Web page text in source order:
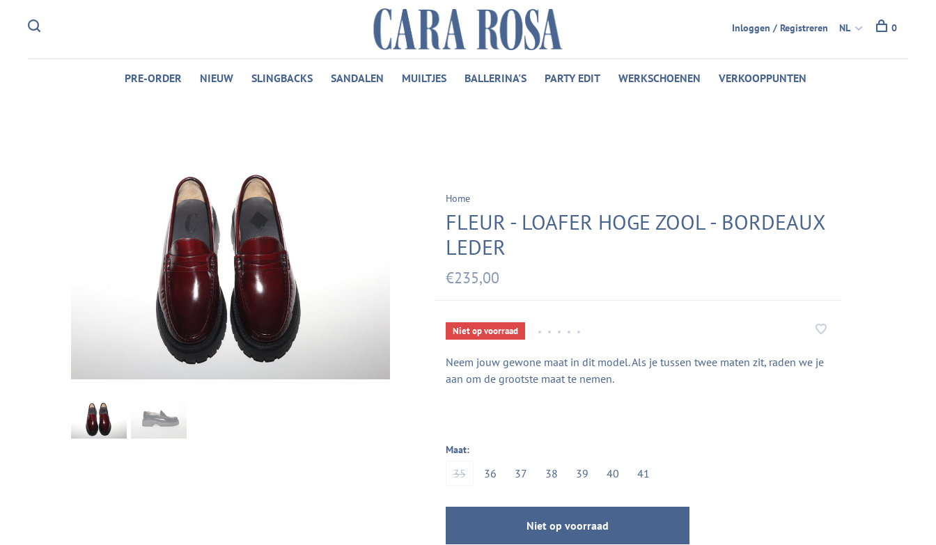
PRE-ORDER NIEUW SLINGBACKS SANDALEN MUILTJES BALLERINA'S PARTY EDIT WERKSCHOENEN VERKOOPPUNTEN
Inloggen / Registreren NL 0
Home
FLEUR - LOAFER HOGE ZOOL - BORDEAUX
LEDER
€235,00
Niet op voorraad • • • • •
Neem jouw gewone maat in dit model. Als je tussen twee maten zit, raden we je
aan om de grootste maat te nemen.
Maat:
35 36 37 38 39 40 41
Niet op voorraad